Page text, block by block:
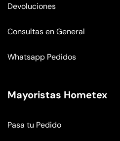
Devoluciones
Consultas en General
Whatsapp Pedidos
Mayoristas Hometex
Pasa tu Pedido